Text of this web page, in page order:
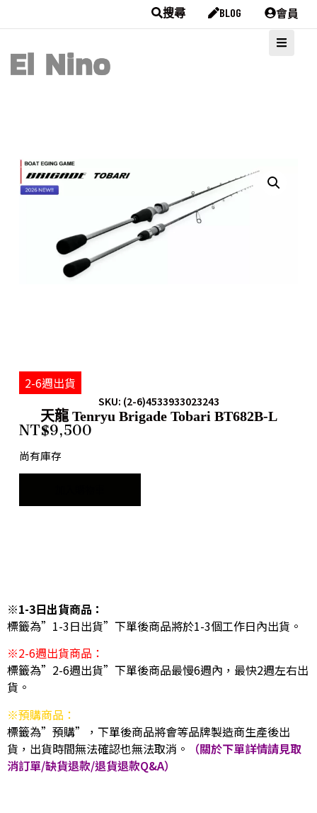
搜尋 BLOG 會員
2-6週出貨
SKU: (2-6)4533933023243
天龍 Tenryu Brigade Tobari BT682B-L
NT$9,500
尚有庫存
※1-3日出貨商品：
標籤為”1-3日出貨”下單後商品將於1-3個工作日內出貨。
※2-6週出貨商品：
標籤為”2-6週出貨”下單後商品最慢6週內，最快2週左右出
貨。
※預購商品：
標籤為”預購”，下單後商品將會等品牌製造商生產後出
貨，出貨時間無法確認也無法取消。
（關於下單詳情請見取
消訂單/缺貨退款/退貨退款Q&A）